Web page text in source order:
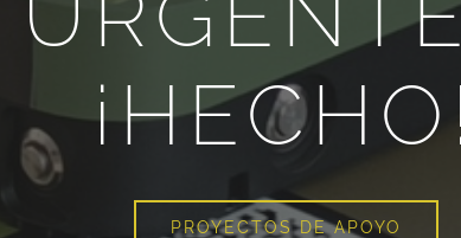
PROYECTOS DE APOYO